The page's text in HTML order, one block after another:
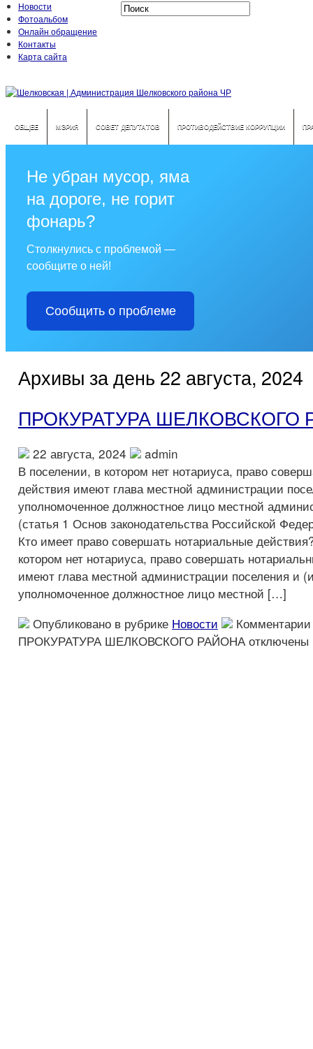
Новости
Фотоальбом
Онлайн обращение
Контакты
Карта сайта
ОБЩЕЕ МЭРИЯ СОВЕТ ДЕПУТАТОВ ПРОТИВОДЕЙСТВИЕ КОРРУПЦИИ
Не убран мусор, яма
на дороге, не горит
фонарь?
Столкнулись с проблемой —
сообщите о ней!
Сообщить о проблеме
Архивы за день 22 августа, 2024
ПРОКУРАТУРА ШЕЛКОВСКОГО
22 августа, 2024
admin
В поселении, в котором нет нотариуса, право
действия имеют глава местной администрации
уполномоченное должностное лицо местной
(статья 1 Основ законодательства Российской
Кто имеет право совершать нотариальные
котором нет нотариуса, право совершать
имеют глава местной администрации поселения и
уполномоченное должностное лицо местной […]
Опубликовано в рубрике Новости Комментарии
ПРОКУРАТУРА ШЕЛКОВСКОГО РАЙОНАотключены